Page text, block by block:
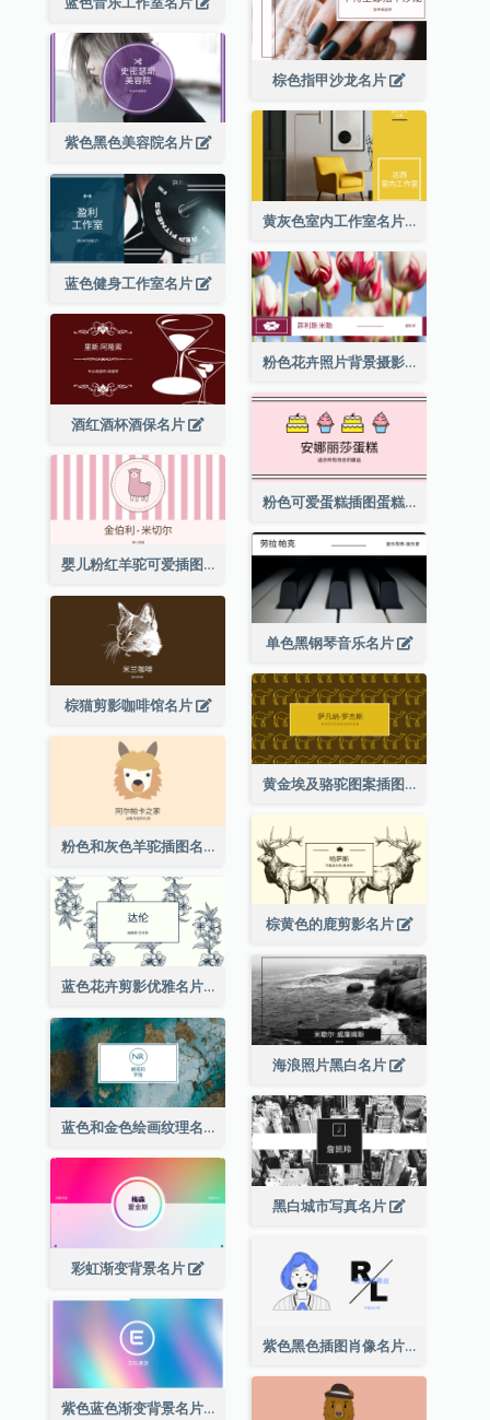
棕色指甲沙龙名片
紫色黑色美容院名片
黄灰色室内工作室名片
蓝色健身工作室名片
粉色花卉照片背景摄影师名片
酒红酒杯酒保名片
粉色可爱蛋糕插图蛋糕店名片
婴儿粉红羊驼可爱插图名片
单色黑钢琴音乐名片
棕猫剪影咖啡馆名片
黄金埃及骆驼图案插图名片
粉色和灰色羊驼插图名片
棕黄色的鹿剪影名片
蓝色花卉剪影优雅名片
海浪照片黑白名片
蓝色和金色绘画纹理名片
黑白城市写真名片
彩虹渐变背景名片
紫色黑色插图肖像名片
紫色蓝色渐变背景名片